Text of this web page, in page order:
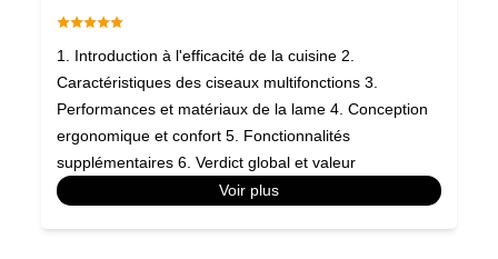
ciseaux de cuisine
multifonctionnels
1. Introduction à l'efficacité de la cuisine 2.
Caractéristiques des ciseaux multifonctions 3.
Performances et matériaux de la lame 4. Conception
ergonomique et confort 5. Fonctionnalités
supplémentaires 6. Verdict global et valeur
Voir plus